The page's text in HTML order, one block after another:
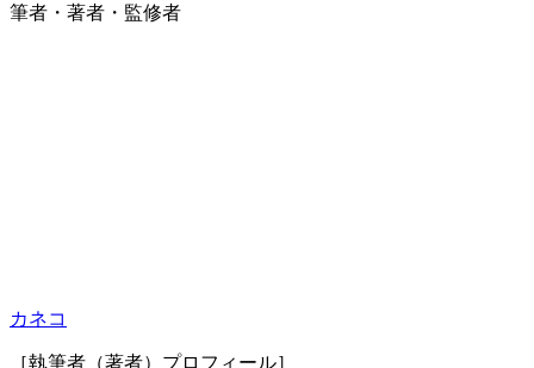
筆者・著者・監修者
カネコ
［執筆者（著者）プロフィール］